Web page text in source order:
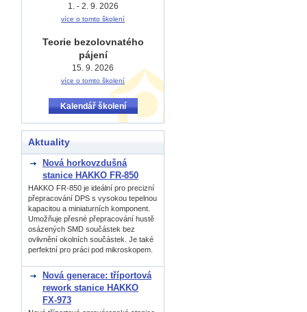
1. - 2. 9. 2026
více o tomto školení
Teorie bezolovnatého
pájení
15. 9. 2026
více o tomto školení
Kalendář školení
Aktuality
Nová horkovzdušná
stanice HAKKO FR-850
HAKKO FR-850 je ideální pro precizní
přepracování DPS s vysokou tepelnou
kapacitou a miniaturních komponent.
Umožňuje přesné přepracování hustě
osázených SMD součástek bez
ovlivnění okolních součástek. Je také
perfektní pro práci pod mikroskopem.
Nová generace: tříportová
rework stanice HAKKO
FX-973